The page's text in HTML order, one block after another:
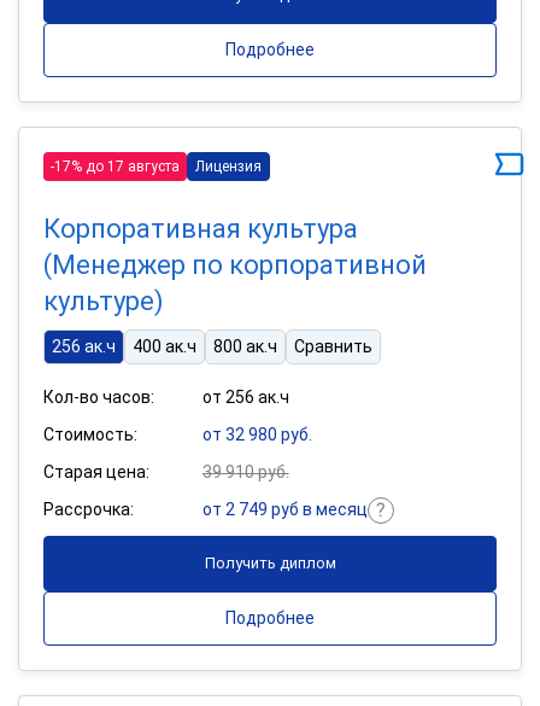
Подробнее
-17% до 17 августа Лицензия
Корпоративная культура
(Менеджер по корпоративной
культуре)
256 ак.ч 400 ак.ч 800 ак.ч Сравнить
Кол-во часов:
от 256 ак.ч
Стоимость:
от 32 980 руб.
Старая цена:
39 910 руб.
Рассрочка:
от 2 749 руб в месяц
Получить диплом
Подробнее